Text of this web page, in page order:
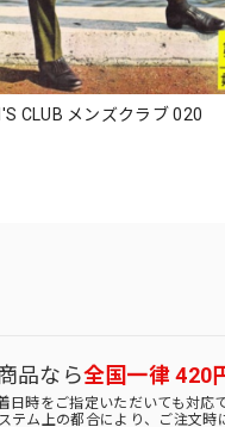
CLUB メンズクラブ 020
品なら全国一律 420
日時をご指定いただいても対応
テム上の都合により、ご注文時